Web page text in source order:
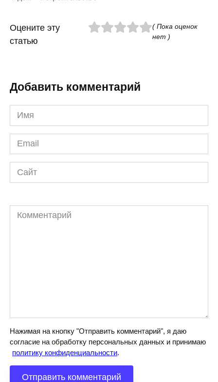
Оцените эту
статью
( Пока оценок
нет )
Добавить комментарий
Имя
*
Email
*
Сайт
Комментарий
Нажимая на кнопку "Отправить комментарий", я даю
согласие на обработку персональных данных и принимаю
политику конфиденциальности.